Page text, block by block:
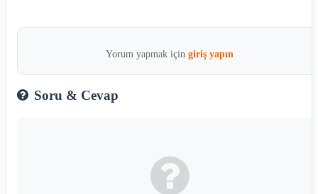
Yorum yapmak için giriş yapın
Soru & Cevap